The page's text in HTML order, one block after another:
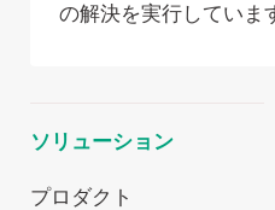
の解決を実行していま
ソリューション
プロダクト